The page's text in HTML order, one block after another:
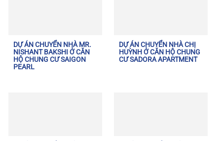
DỰ ÁN CHUYỂN NHÀ MR.
NISHANT BAKSHI Ở CĂN
HỘ CHUNG CƯ SAIGON
PEARL
DỰ ÁN CHUYỂN NHÀ CHỊ
HUỲNH Ở CĂN HỘ CHUNG
CƯ SADORA APARTMENT